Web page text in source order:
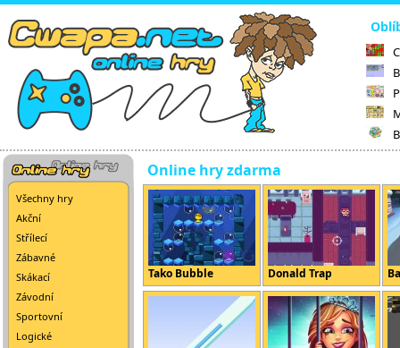
Všechny hry
Akční
Střílecí
Zábavné
Skákací
Závodní
Sportovní
Logické
Online hry zdarma
Tako Bubble Donald Trap